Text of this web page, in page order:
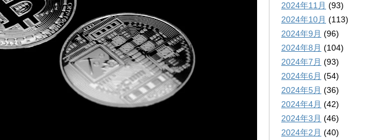
2024年11月 (93)
2024年10月 (113)
2024年9月 (96)
2024年8月 (104)
2024年7月 (93)
2024年6月 (54)
2024年5月 (36)
2024年4月 (42)
2024年3月 (46)
2024年2月 (40)